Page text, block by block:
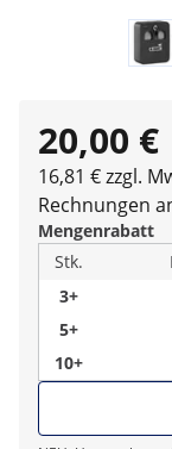
20,00 €
16,81 € zzgl.
Rechnungen
Mengenrabatt
Stk.
3+
5+
10+